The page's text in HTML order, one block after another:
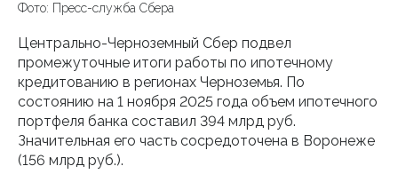
Фото: Пресс-служба Сбера
Центрально-Черноземный Сбер подвел
промежуточные итоги работы по ипотечному
кредитованию в регионах Черноземья. По
состоянию на 1 ноября 2025 года объем ипотечного
портфеля банка составил 394 млрд руб.
Значительная его часть сосредоточена в Воронеже
(156 млрд руб.).